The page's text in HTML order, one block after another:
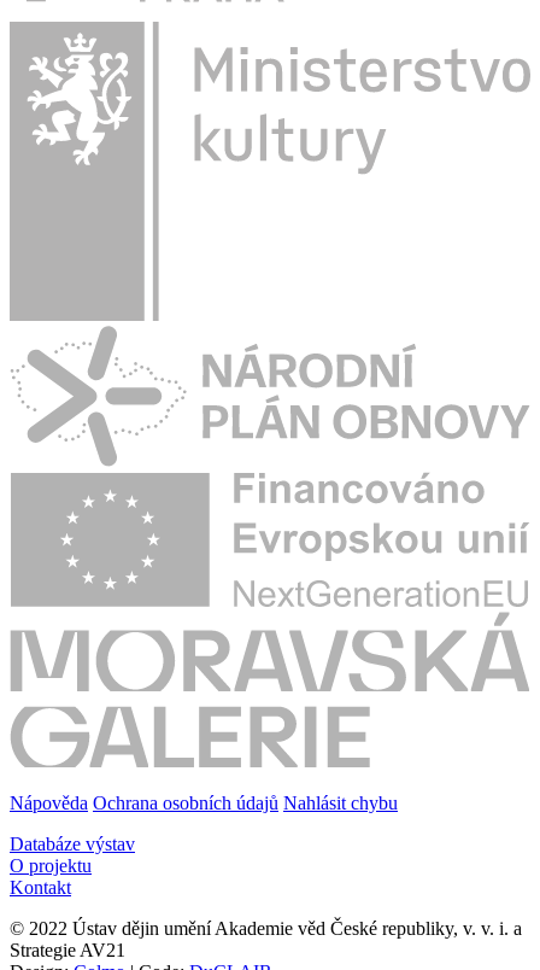
Nápověda Ochrana osobních údajů Nahlásit chybu
Databáze výstav
O projektu
Kontakt
© 2022 Ústav dějin umění Akademie věd České republiky, v. v. i. a
Strategie AV21